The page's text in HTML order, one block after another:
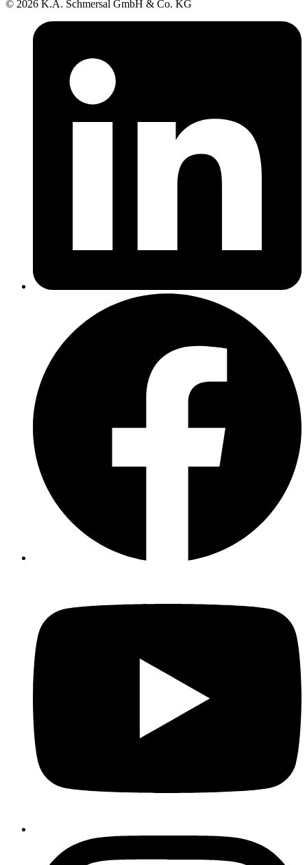
© 2026 K.A. Schmersal GmbH & Co. KG